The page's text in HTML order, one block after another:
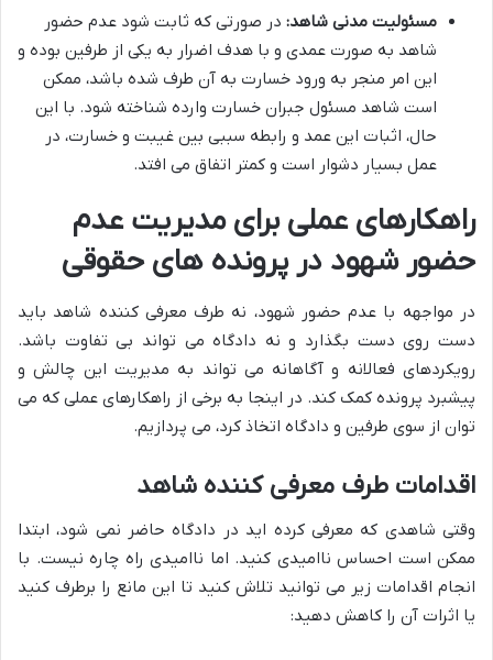
مسئولیت مدنی شاهد: در صورتی که ثابت شود عدم حضور
شاهد به صورت عمدی و با هدف اضرار به یکی از طرفین بوده و
این امر منجر به ورود خسارت به آن طرف شده باشد، ممکن
است شاهد مسئول جبران خسارت وارده شناخته شود. با این
حال، اثبات این عمد و رابطه سببی بین غیبت و خسارت، در
عمل بسیار دشوار است و کمتر اتفاق می افتد.
راهکارهای عملی برای مدیریت عدم
حضور شهود در پرونده های حقوقی
در مواجهه با عدم حضور شهود، نه طرف معرفی کننده شاهد باید
دست روی دست بگذارد و نه دادگاه می تواند بی تفاوت باشد.
رویکردهای فعالانه و آگاهانه می تواند به مدیریت این چالش و
پیشبرد پرونده کمک کند. در اینجا به برخی از راهکارهای عملی که می
توان از سوی طرفین و دادگاه اتخاذ کرد، می پردازیم.
اقدامات طرف معرفی کننده شاهد
وقتی شاهدی که معرفی کرده اید در دادگاه حاضر نمی شود، ابتدا
ممکن است احساس ناامیدی کنید. اما ناامیدی راه چاره نیست. با
انجام اقدامات زیر می توانید تلاش کنید تا این مانع را برطرف کنید
یا اثرات آن را کاهش دهید: